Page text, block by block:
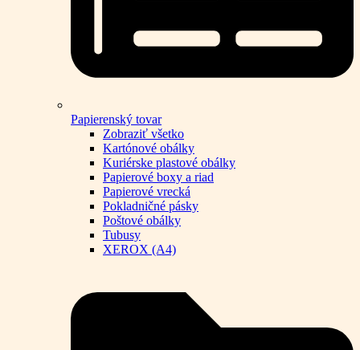
Papierenský tovar
Zobraziť všetko
Kartónové obálky
Kuriérske plastové obálky
Papierové boxy a riad
Papierové vrecká
Pokladničné pásky
Poštové obálky
Tubusy
XEROX (A4)